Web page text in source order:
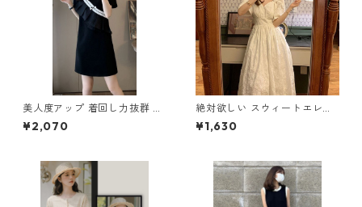
美人度アップ 着回し力抜群 エ
レガント 切り替え ワンピース
m-262
¥2,070
絶対欲しい スウィートエレガ
ント パフスリーブ ワンピース
m-276
¥1,630